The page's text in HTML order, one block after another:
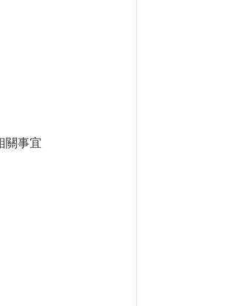
關事宜